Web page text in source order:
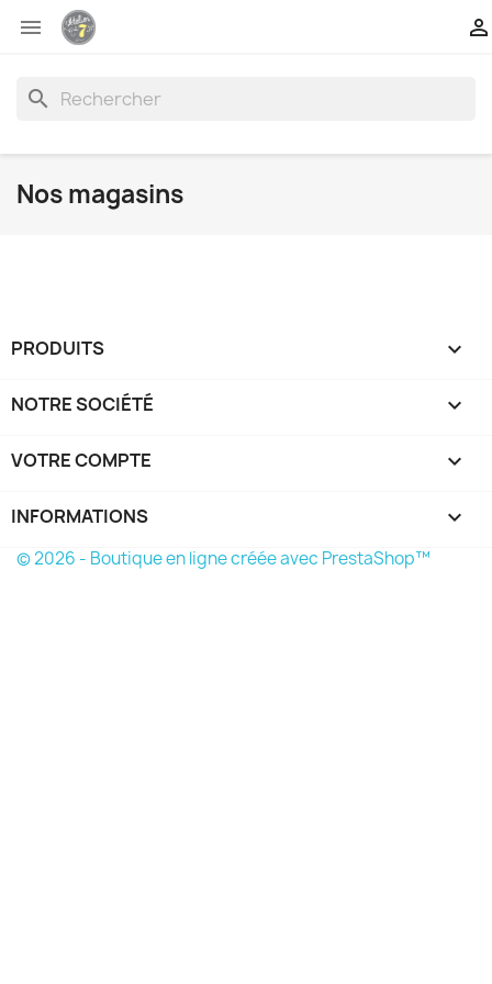
 
search
Nos magasins
PRODUITS 
NOTRE SOCIÉTÉ 
VOTRE COMPTE 
INFORMATIONS keyboard_arrow_down
© 2026 - Boutique en ligne créée avec PrestaShop™